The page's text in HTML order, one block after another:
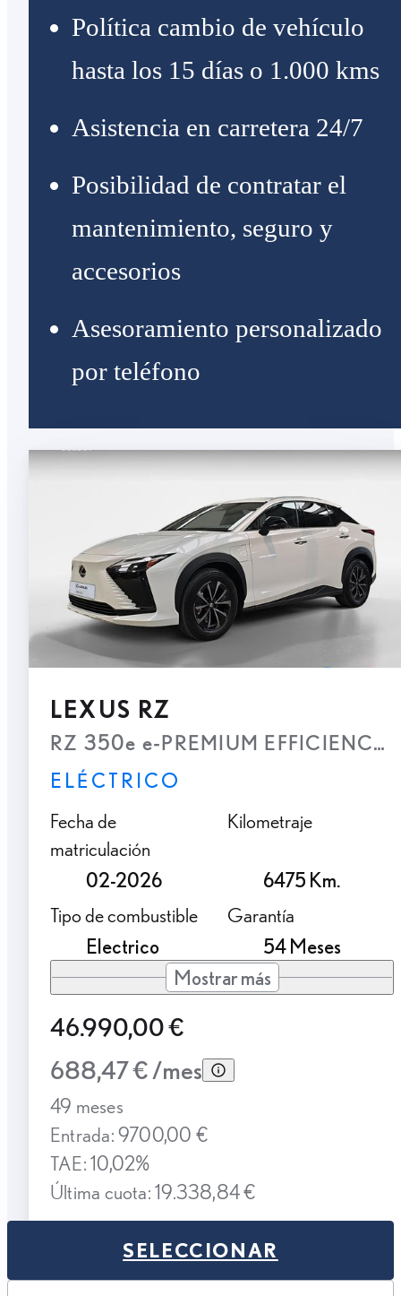
Política cambio de vehículo
hasta los 15 días o 1.000 kms
Asistencia en carretera 24/7
Posibilidad de contratar el
mantenimiento, seguro y
accesorios
Asesoramiento personalizado
por teléfono
LEXUS RZ
RZ 350e e-PREMIUM EFFICIENCY
ELÉCTRICO
Fecha de
matriculación
02-2026
Kilometraje
6475 Km.
Tipo de combustible
Electrico
Garantía
54 Meses
Mostrar más
46.990,00 €
688,47 € /mes
49 meses
Entrada: 9700,00 €
TAE: 10,02%
Última cuota: 19.338,84 €
SELECCIONAR